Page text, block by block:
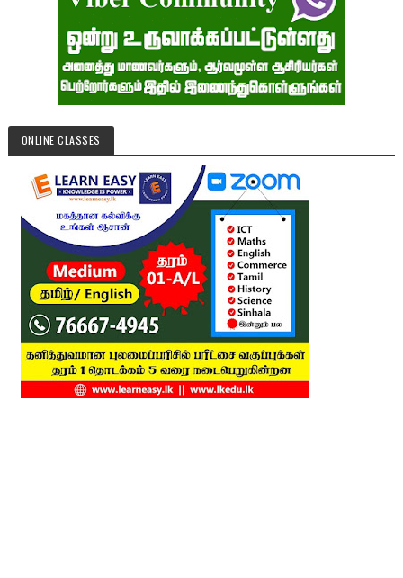
ONLINE CLASSES